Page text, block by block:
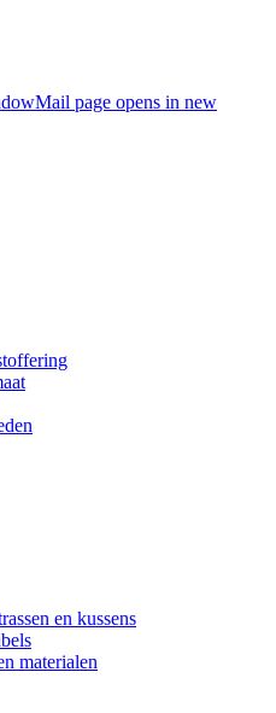
Mail page opens in new
en kussens
materialen